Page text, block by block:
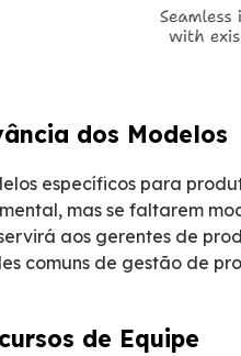
dos Modelos
específicos para
mas se faltarem
aos gerentes de
comuns de gestão de
de Equipe